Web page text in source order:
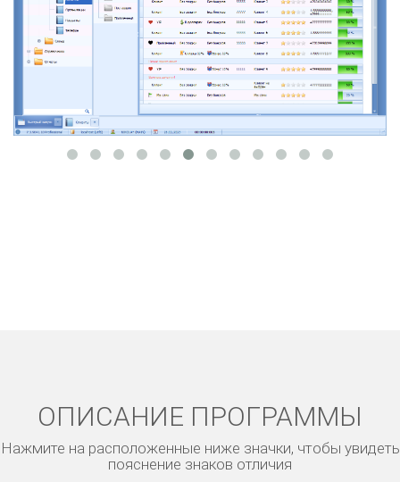
ОПИСАНИЕ ПРОГРАММЫ
Нажмите на расположенные ниже значки, чтобы увидеть
пояснение знаков отличия